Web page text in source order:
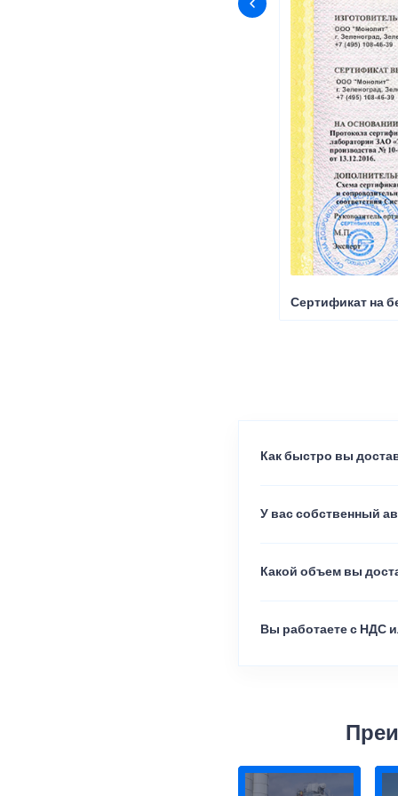
Сертификат на
Как быстро вы
У вас собственный
Какой объем вы
Вы работаете с НДС